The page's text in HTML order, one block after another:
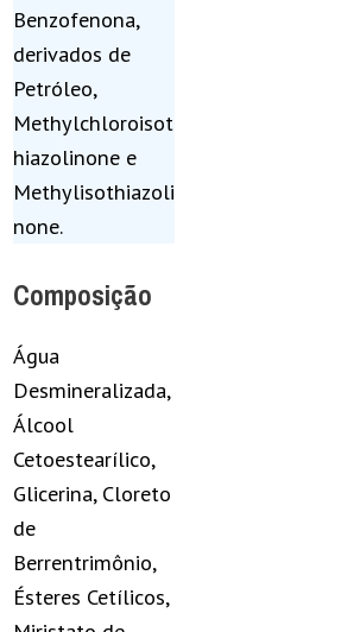
Benzofenona,
derivados de
Petróleo,
Methylchloroisot
hiazolinone e
Methylisothiazoli
none.
Composição
Água
Desmineralizada,
Álcool
Cetoestearílico,
Glicerina, Cloreto
de
Berrentrimônio,
Ésteres Cetílicos,